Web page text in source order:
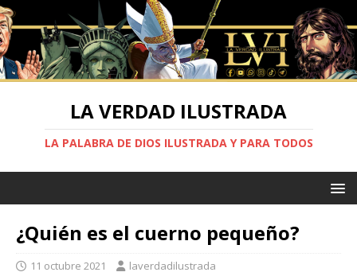
LA VERDAD ILUSTRADA
LA PALABRA DE DIOS ILUSTRADA Y PARA TODOS
¿Quién es el cuerno pequeño?
11 octubre 2021 laverdadilustrada